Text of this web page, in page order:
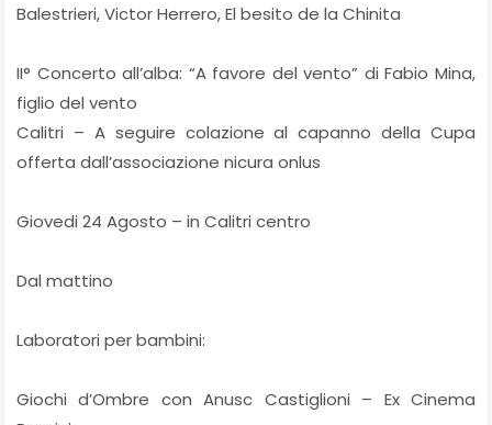
Balestrieri, Victor Herrero, El besito de la Chinita
II° Concerto all’alba: “A favore del vento” di Fabio Mina,
figlio del vento
Calitri – A seguire colazione al capanno della Cupa
offerta dall’associazione nicura onlus
Giovedi 24 Agosto – in Calitri centro
Dal mattino
Laboratori per bambini:
Giochi d’Ombre con Anusc Castiglioni – Ex Cinema